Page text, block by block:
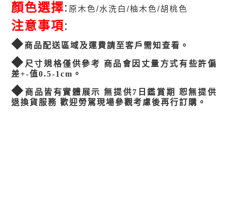
顏色選擇: 原木色/水洗白/柚木色/胡桃色
注意事項:
◆商品配送區域及運費請至客戶需知查看。
◆ 尺寸規格僅供參考 商品會因丈量方式有些許偏
差+-值0.5-1cm。
◆ 商品皆有實體展示 無提供7日鑑賞期 恕無提供
退換貨服務 歡迎勞駕現場參觀考慮後再行訂購 。